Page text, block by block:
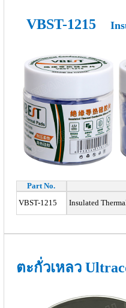
VBST-1215
Part No.
VBST-1215
Insulated
ตะกั่วเหลว